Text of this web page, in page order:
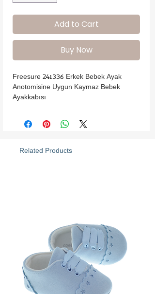
Add to Cart
Buy Now
Freesure 241336 Erkek Bebek Ayak
Anotomisine Uygun Kaymaz Bebek
Ayakkabısı
Related Products